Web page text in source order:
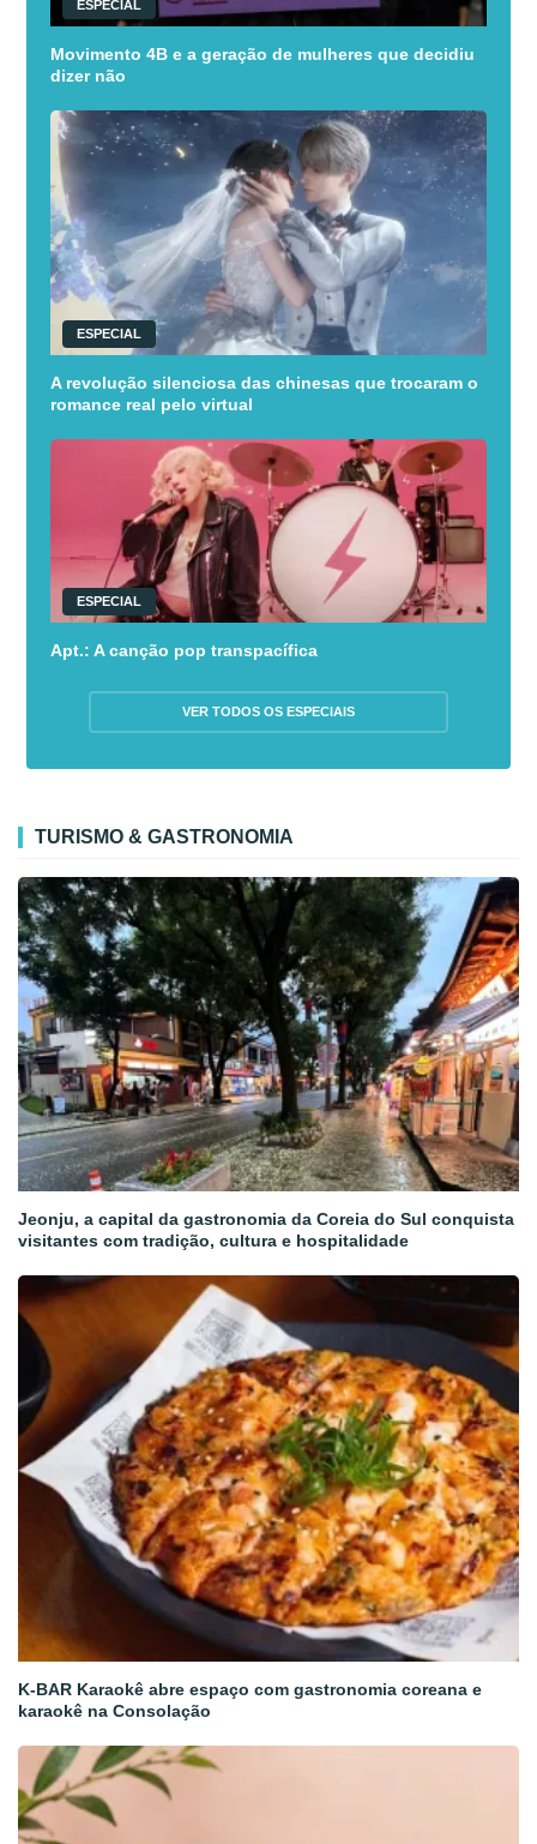
ESPECIAL
Movimento 4B e a geração de mulheres que decidiu
dizer não
ESPECIAL
A revolução silenciosa das chinesas que trocaram o
romance real pelo virtual
ESPECIAL
Apt.: A canção pop transpacífica
VER TODOS OS ESPECIAIS
TURISMO & GASTRONOMIA
Jeonju, a capital da gastronomia da Coreia do Sul conquista
visitantes com tradição, cultura e hospitalidade
K-BAR Karaokê abre espaço com gastronomia coreana e
karaokê na Consolação